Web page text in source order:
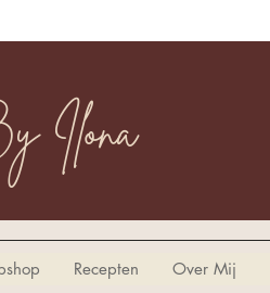
Ilona
Recepten Over Mij